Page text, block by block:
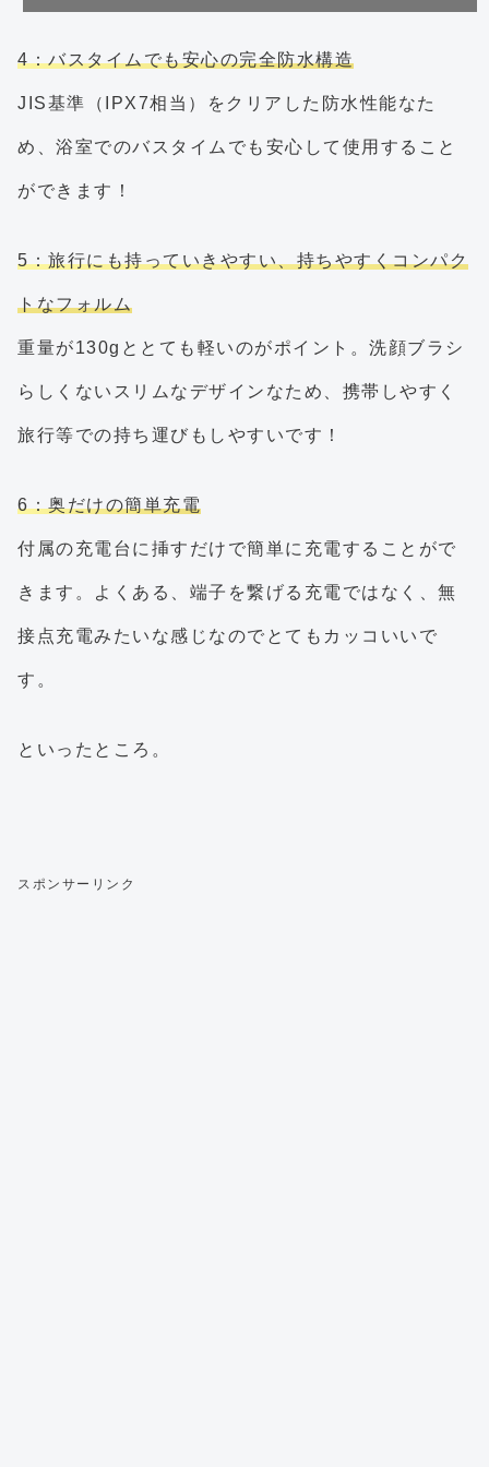
4：バスタイムでも安心の完全防水構造
JIS基準（IPX7相当）をクリアした防水性能なた
め、浴室でのバスタイムでも安心して使用すること
ができます！
5：旅行にも持っていきやすい、持ちやすくコンパク
トなフォルム
重量が130gととても軽いのがポイント。洗顔ブラシ
らしくないスリムなデザインなため、携帯しやすく
旅行等での持ち運びもしやすいです！
6：奥だけの簡単充電
付属の充電台に挿すだけで簡単に充電することがで
きます。よくある、端子を繋げる充電ではなく、無
接点充電みたいな感じなのでとてもカッコいいで
す。
といったところ。
スポンサーリンク